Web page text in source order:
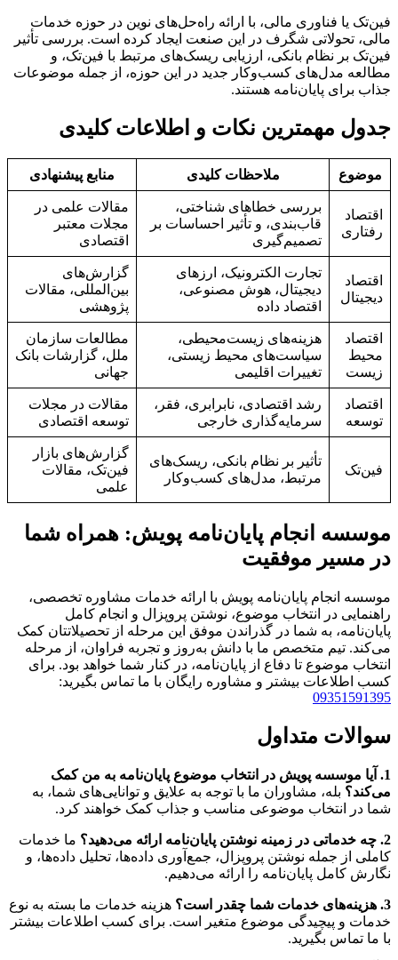
فین‌تک یا فناوری مالی، با ارائه راه‌حل‌های نوین در حوزه خدمات
مالی، تحولاتی شگرف در این صنعت ایجاد کرده است. بررسی تأثیر
فین‌تک بر نظام بانکی، ارزیابی ریسک‌های مرتبط با فین‌تک، و
مطالعه مدل‌های کسب‌وکار جدید در این حوزه، از جمله موضوعات
جذاب برای پایان‌نامه هستند.
جدول مهمترین نکات و اطلاعات کلیدی
موضوع ملاحظات کلیدی منابع پیشنهادی
اقتصاد
رفتاری
بررسی خطاهای شناختی،
قاب‌بندی، و تأثیر احساسات بر
تصمیم‌گیری
مقالات علمی در
مجلات معتبر
اقتصادی
اقتصاد
دیجیتال
تجارت الکترونیک، ارزهای
دیجیتال، هوش مصنوعی،
اقتصاد داده
گزارش‌های
بین‌المللی، مقالات
پژوهشی
اقتصاد
محیط
زیست
هزینه‌های زیست‌محیطی،
سیاست‌های محیط زیستی،
تغییرات اقلیمی
مطالعات سازمان
ملل، گزارشات بانک
جهانی
اقتصاد
توسعه
رشد اقتصادی، نابرابری، فقر،
سرمایه‌گذاری خارجی
مقالات در مجلات
توسعه اقتصادی
فین‌تک
تأثیر بر نظام بانکی، ریسک‌های
مرتبط، مدل‌های کسب‌وکار
گزارش‌های بازار
فین‌تک، مقالات
علمی
موسسه انجام پایان‌نامه پویش: همراه شما
در مسیر موفقیت
موسسه انجام پایان‌نامه پویش با ارائه خدمات مشاوره تخصصی،
راهنمایی در انتخاب موضوع، نوشتن پروپزال و انجام کامل
پایان‌نامه، به شما در گذراندن موفق این مرحله از تحصیلاتتان کمک
می‌کند. تیم متخصص ما با دانش به‌روز و تجربه فراوان، از مرحله
انتخاب موضوع تا دفاع از پایان‌نامه، در کنار شما خواهد بود. برای
کسب اطلاعات بیشتر و مشاوره رایگان با ما تماس بگیرید:
09351591395
سوالات متداول
1. آیا موسسه پویش در انتخاب موضوع پایان‌نامه به من کمک
می‌کند؟ بله، مشاوران ما با توجه به علایق و توانایی‌های شما، به
شما در انتخاب موضوعی مناسب و جذاب کمک خواهند کرد.
2. چه خدماتی در زمینه نوشتن پایان‌نامه ارائه می‌دهید؟
ما خدمات
کاملی از جمله نوشتن پروپزال، جمع‌آوری داده‌ها، تحلیل داده‌ها، و
نگارش کامل پایان‌نامه را ارائه می‌دهیم.
3. هزینه‌های خدمات شما چقدر است؟
هزینه خدمات ما بسته به نوع
خدمات و پیچیدگی موضوع متغیر است. برای کسب اطلاعات بیشتر
با ما تماس بگیرید.